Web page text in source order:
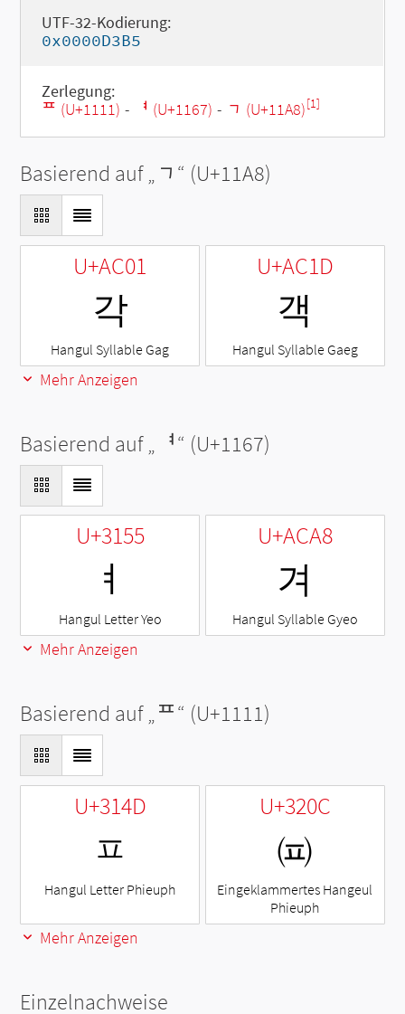
UTF-32-Kodierung:
0x0000D3B5
Zerlegung:
ᄑ (U+1111) - ᅧ (U+1167) - ᆨ (U+11A8)[1]
Basierend auf „ ᆨ “ (U+11A8)
U+AC01
각
Hangul Syllable Gag
U+AC1D
객
Hangul Syllable Gaeg
Mehr Anzeigen
Basierend auf „ ᅧ“ (U+1167)
U+3155
ㅕ
Hangul Letter Yeo
U+ACA8
겨
Hangul Syllable Gyeo
Mehr Anzeigen
Basierend auf „ᄑ“ (U+1111)
U+314D
ㅍ
Hangul Letter Phieuph
U+320C
㈌
Eingeklammertes Hangeul
Phieuph
Mehr Anzeigen
Einzelnachweise